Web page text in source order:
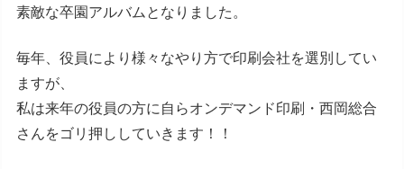
素敵な卒園アルバムとなりました。
毎年、役員により様々なやり方で印刷会社を選別してい
ますが、
私は来年の役員の方に自らオンデマンド印刷・西岡総合
さんをゴリ押ししていきます！！